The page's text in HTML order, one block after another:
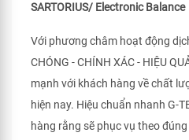
SARTORIUS/ Electronic Balance
Với phương châm hoạt động
CHÓNG - CHÍNH XÁC - HIỆU
mạnh với khách hàng về chất
hiện nay. Hiệu chuẩn nhanh G-
hàng rằng sẽ phục vụ theo